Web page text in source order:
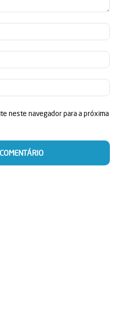
E-
neste navegador para a próxima